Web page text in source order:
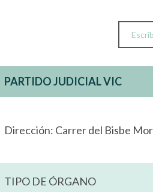
PARTIDO JUDICIAL VIC
Dirección: Carrer del Bisbe
TIPO DE ÓRGANO